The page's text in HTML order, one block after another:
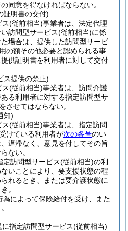
同意を得なければならない。
証明書の交付)
(従前相当)事業者は、法定代理
訪問型サービス(従前相当)に係
場合は、提供した訪問型サービ
の額その他必要と認められる事
供証明書を利用者に対して交付
ス提供の禁止)
(従前相当)事業者は、訪問介護
る利用者に対する指定訪問型サ
させてはならない。
知)
(従前相当)事業者は、指定訪問
けている利用者が次の各号のい
遅滞なく、意見を付してその旨
ない。
訪問型サービス(従前相当)の利
いことにより、要支援状態の程
れるとき、または要介護状態に
。
為によって保険給付を受け、また
指定訪問型サービス(従前相当)